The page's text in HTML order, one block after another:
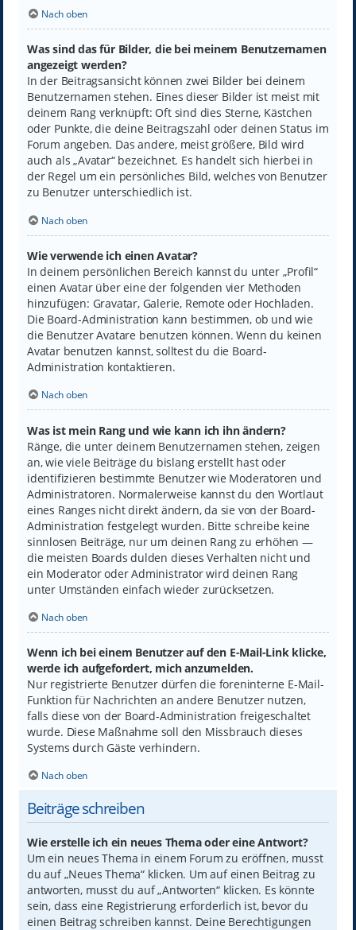
Nach oben
Was sind das für Bilder, die bei meinem Benutzernamen
angezeigt werden?
In der Beitragsansicht können zwei Bilder bei deinem
Benutzernamen stehen. Eines dieser Bilder ist meist mit
deinem Rang verknüpft: Oft sind dies Sterne, Kästchen
oder Punkte, die deine Beitragszahl oder deinen Status im
Forum angeben. Das andere, meist größere, Bild wird
auch als „Avatar“ bezeichnet. Es handelt sich hierbei in
der Regel um ein persönliches Bild, welches von Benutzer
zu Benutzer unterschiedlich ist.
Nach oben
Wie verwende ich einen Avatar?
In deinem persönlichen Bereich kannst du unter „Profil“
einen Avatar über eine der folgenden vier Methoden
hinzufügen: Gravatar, Galerie, Remote oder Hochladen.
Die Board-Administration kann bestimmen, ob und wie
die Benutzer Avatare benutzen können. Wenn du keinen
Avatar benutzen kannst, solltest du die Board-
Administration kontaktieren.
Nach oben
Was ist mein Rang und wie kann ich ihn ändern?
Ränge, die unter deinem Benutzernamen stehen, zeigen
an, wie viele Beiträge du bislang erstellt hast oder
identifizieren bestimmte Benutzer wie Moderatoren und
Administratoren. Normalerweise kannst du den Wortlaut
eines Ranges nicht direkt ändern, da sie von der Board-
Administration festgelegt wurden. Bitte schreibe keine
sinnlosen Beiträge, nur um deinen Rang zu erhöhen —
die meisten Boards dulden dieses Verhalten nicht und
ein Moderator oder Administrator wird deinen Rang
unter Umständen einfach wieder zurücksetzen.
Nach oben
Wenn ich bei einem Benutzer auf den E-Mail-Link klicke,
werde ich aufgefordert, mich anzumelden.
Nur registrierte Benutzer dürfen die foreninterne E-Mail-
Funktion für Nachrichten an andere Benutzer nutzen,
falls diese von der Board-Administration freigeschaltet
wurde. Diese Maßnahme soll den Missbrauch dieses
Systems durch Gäste verhindern.
Nach oben
Beiträge schreiben
Wie erstelle ich ein neues Thema oder eine Antwort?
Um ein neues Thema in einem Forum zu eröffnen, musst
du auf „Neues Thema“ klicken. Um auf einen Beitrag zu
antworten, musst du auf „Antworten“ klicken. Es könnte
sein, dass eine Registrierung erforderlich ist, bevor du
einen Beitrag schreiben kannst. Deine Berechtigungen